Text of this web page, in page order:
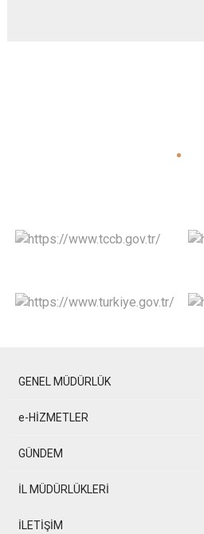
GENEL MÜDÜRLÜK
e-HİZMETLER
GÜNDEM
İL MÜDÜRLÜKLERİ
İLETİŞİM